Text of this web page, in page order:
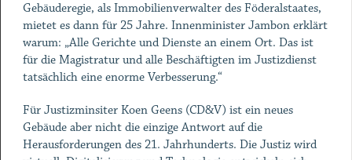
Gebäuderegie, als Immobilienverwalter des Föderalstaates,
mietet es dann für 25 Jahre. Innenminister Jambon erklärt
warum: „Alle Gerichte und Dienste an einem Ort. Das ist
für die Magistratur und alle Beschäftigten im Justizdienst
tatsächlich eine enorme Verbesserung.“
Für Justizminsiter Koen Geens (CD&V) ist ein neues
Gebäude aber nicht die einzige Antwort auf die
Herausforderungen des 21. Jahrhunderts. Die Justiz wird